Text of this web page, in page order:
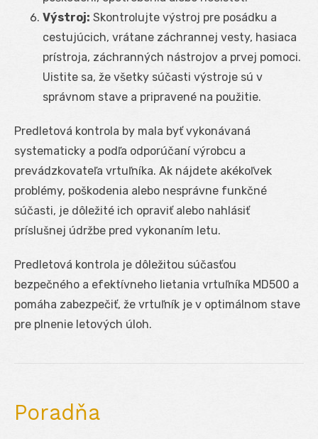
Výstroj: Skontrolujte výstroj pre posádku a
cestujúcich, vrátane záchrannej vesty, hasiaca
prístroja, záchranných nástrojov a prvej pomoci.
Uistite sa, že všetky súčasti výstroje sú v
správnom stave a pripravené na použitie.
Predletová kontrola by mala byť vykonávaná
systematicky a podľa odporúčaní výrobcu a
prevádzkovateľa vrtuľníka. Ak nájdete akékoľvek
problémy, poškodenia alebo nesprávne funkčné
súčasti, je dôležité ich opraviť alebo nahlásiť
príslušnej údržbe pred vykonaním letu.
Predletová kontrola je dôležitou súčasťou
bezpečného a efektívneho lietania vrtuľníka MD500 a
pomáha zabezpečiť, že vrtuľník je v optimálnom stave
pre plnenie letových úloh.
Poradňa